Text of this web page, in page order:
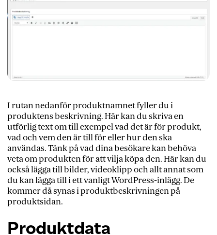
I rutan nedanför produktnamnet fyller du i
produktens beskrivning. Här kan du skriva en
utförlig text om till exempel vad det är för produkt,
vad och vem den är till för eller hur den ska
användas. Tänk på vad dina besökare kan behöva
veta om produkten för att vilja köpa den. Här kan du
också lägga till bilder, videoklipp och allt annat som
du kan lägga till i ett vanligt WordPress-inlägg. De
kommer då synas i produktbeskrivningen på
produktsidan.
Produktdata